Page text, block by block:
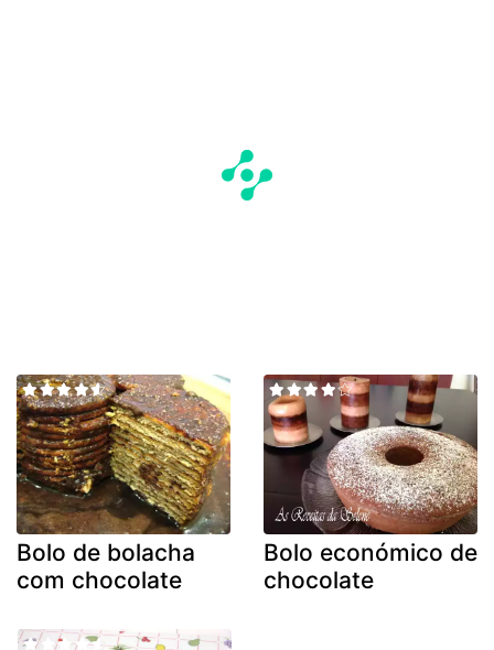
Bolo de bolacha
com chocolate
Bolo económico de
chocolate